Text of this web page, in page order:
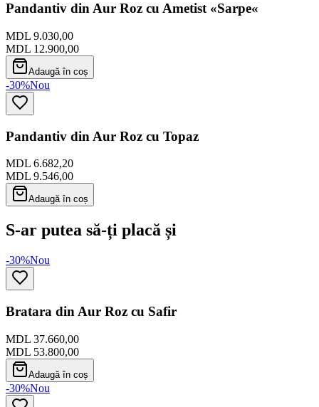
Pandantiv din Aur Roz cu Ametist «Sarpe«
MDL 9.030,00
MDL 12.900,00
Adaugă în coș
-30%Nou
Pandantiv din Aur Roz cu Topaz
MDL 6.682,20
MDL 9.546,00
Adaugă în coș
S-ar putea să-ți placă și
-30%Nou
Bratara din Aur Roz cu Safir
MDL 37.660,00
MDL 53.800,00
Adaugă în coș
-30%Nou